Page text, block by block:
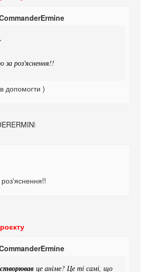
за роз'яснення!!
допомогти )
це аніме? Це ті самі, що